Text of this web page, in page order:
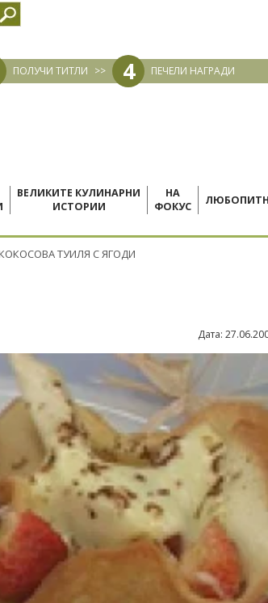
ПОЛУЧИ ТИТЛИ >> 4 ПЕЧЕЛИ НАГРАДИ
ВЕЛИКИТЕ КУЛИНАРНИ
ИСТОРИИ
НА
ФОКУС
ТУИЛЯ С ЯГОДИ
Дата: